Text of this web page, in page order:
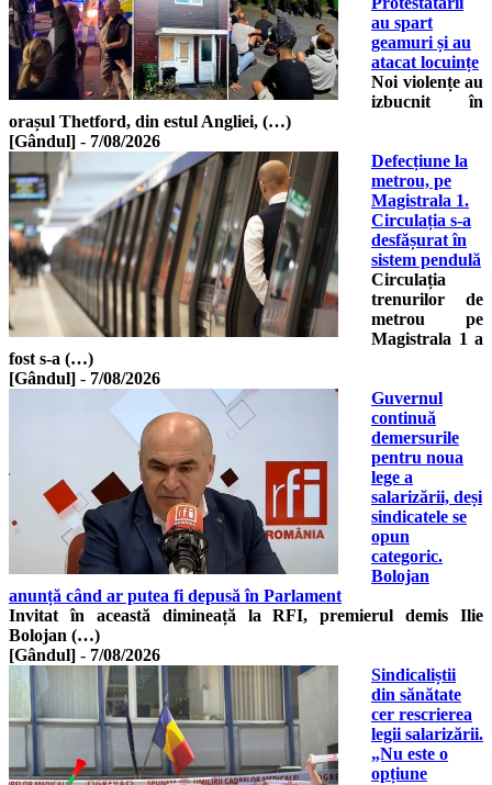
au spart
geamuri și au
atacat locuințe
Noi violențe au
izbucnit în
orașul Thetford, din estul Angliei, (…)
[Gândul] - 7/08/2026
Defecțiune la
metrou, pe
Magistrala 1.
Circulația s-a
desfășurat în
sistem pendulă
Circulația
trenurilor de
metrou pe
Magistrala 1 a
fost s-a (…)
[Gândul] - 7/08/2026
Guvernul
continuă
demersurile
pentru noua
lege a
salarizării, deși
sindicatele se
opun
categoric.
Bolojan
anunță când ar putea fi depusă în Parlament
Invitat în această dimineață la RFI, premierul demis Ilie
Bolojan (…)
[Gândul] - 7/08/2026
Sindicaliștii
din sănătate
cer rescrierea
legii salarizării.
„Nu este o
opțiune